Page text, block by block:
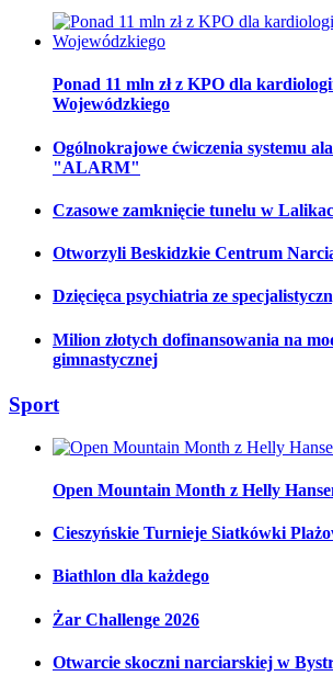
Ponad 11 mln zł z KPO dla
Wojewódzkiego
Ogólnokrajowe ćwiczenia systemu
"ALARM"
Czasowe zamknięcie tunelu w
Otworzyli Beskidzkie Centrum
Dzięcięca psychiatria ze
Milion złotych dofinansowania na
gimnastycznej
Sport
Open Mountain Month z Helly
Cieszyńskie Turnieje Siatkówki
Biathlon dla każdego
Żar Challenge 2026
Otwarcie skoczni narciarskiej w